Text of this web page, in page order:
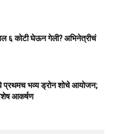
६ कोटी घेऊन गेली? अभिनेत्रीचं
प्रथमच भव्य ड्रोन शोचे आयोजन;
आकर्षण